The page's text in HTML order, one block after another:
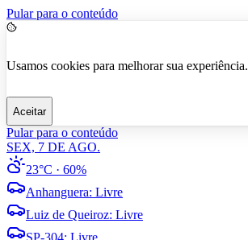
Pular para o conteúdo
Usamos cookies para melhorar sua experiência.
Aceitar
Pular para o conteúdo
SEX, 7 DE AGO.
23°C · 60%
Anhanguera: Livre
Luiz de Queiroz: Livre
SP-304: Livre